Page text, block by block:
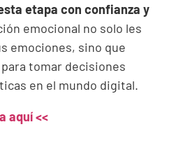
etapa con confianza y
emocional no solo les
emociones, sino que
tomar decisiones
en el mundo digital.
aquí <<